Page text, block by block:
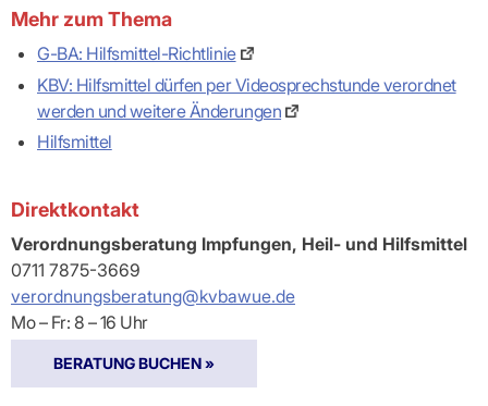
Mehr zum Thema
G-BA: Hilfsmittel-Richtlinie
KBV: Hilfsmittel dürfen per Videosprechstunde verordnet
werden und weitere Änderungen
Hilfsmittel
Direktkontakt
Verordnungsberatung Impfungen, Heil- und Hilfsmittel
0711 7875-3669
verordnungsberatung@kvbawue.de
Mo – Fr: 8 – 16 Uhr
BERATUNG BUCHEN »